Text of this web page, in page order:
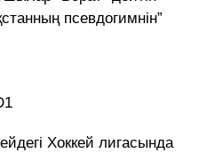
псевдогимнін”
Хоккей лигасында